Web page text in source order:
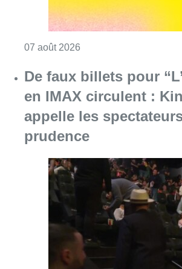
06 août 2026 Consulter l'article "De
Germaine Rimbout
aux Musées royaux